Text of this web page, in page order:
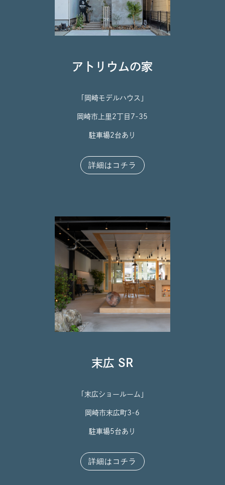
アトリウムの家
「岡崎モデルハウス」
岡崎市上里2丁目7-35
駐車場2台あり
詳細はコチラ
末広 SR
「末広ショールーム」
岡崎市末広町3-6
駐車場5台あり
詳細はコチラ